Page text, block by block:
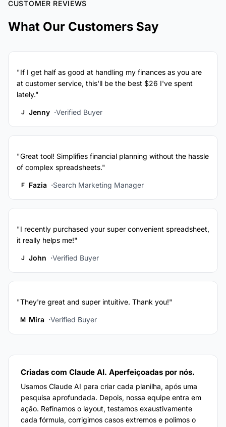
CUSTOMER REVIEWS
What Our Customers Say
"If I get half as good at handling my finances as you are
at customer service, this'll be the best $26 I've spent
lately."
J Jenny Verified Buyer
"Great tool! Simplifies financial planning without the hassle
of complex spreadsheets."
F Fazia Search Marketing Manager
"I recently purchased your super convenient spreadsheet,
it really helps me!"
J John Verified Buyer
"They're great and super intuitive. Thank you!"
M Mira Verified Buyer
Criadas com Claude AI. Aperfeiçoadas por nós.
Usamos Claude AI para criar cada planilha, após uma
pesquisa aprofundada. Depois, nossa equipe entra em
ação. Refinamos o layout, testamos exaustivamente
cada fórmula, corrigimos casos extremos e polimos o